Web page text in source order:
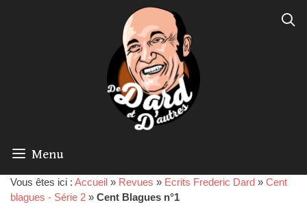
Menu
Vous êtes ici : Accueil » Revues » Ecrits Frederic Dard » Cent
blagues - Série 2 » Cent Blagues n°1